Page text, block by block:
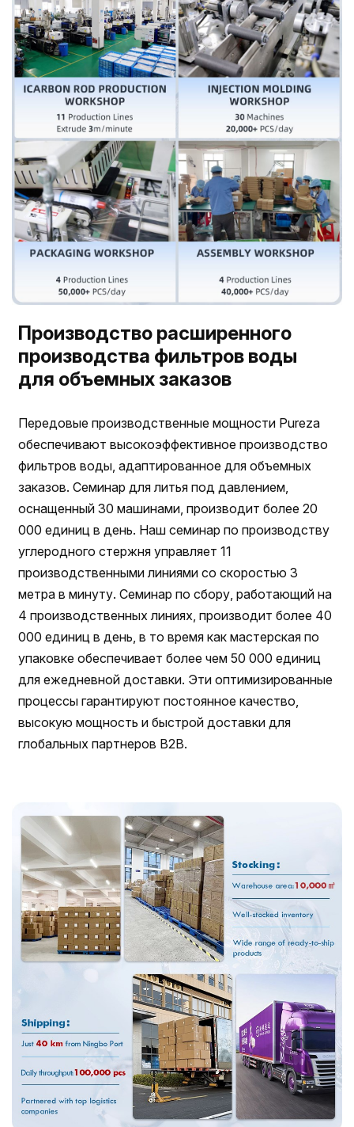
Производство расширенного
производства фильтров воды
для объемных заказов
Передовые производственные мощности Pureza
обеспечивают высокоэффективное производство
фильтров воды, адаптированное для объемных
заказов. Семинар для литья под давлением,
оснащенный 30 машинами, производит более 20
000 единиц в день. Наш семинар по производству
углеродного стержня управляет 11
производственными линиями со скоростью 3
метра в минуту. Семинар по сбору, работающий на
4 производственных линиях, производит более 40
000 единиц в день, в то время как мастерская по
упаковке обеспечивает более чем 50 000 единиц
для ежедневной доставки. Эти оптимизированные
процессы гарантируют постоянное качество,
высокую мощность и быстрой доставки для
глобальных партнеров B2B.